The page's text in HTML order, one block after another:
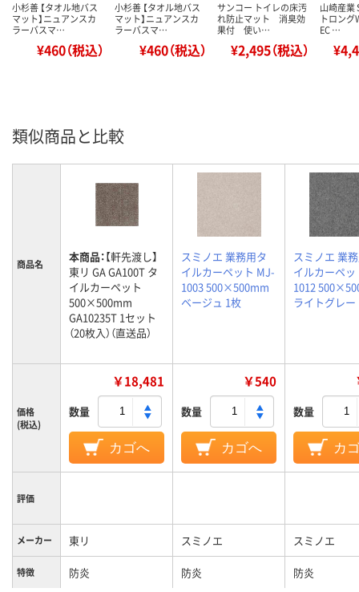
小杉善 【タオル地バス
マット】ニュアンスカ
ラーバスマ…
¥460（税込）
小杉善 【タオル地バス
マット】ニュアンスカ
ラーバスマ…
¥460（税込）
サンコー トイレの床汚
れ防止マット 消臭効
果付 使い…
¥2,495（税込）
山崎産業
トロング
EC …
類似商品と比較
商品名 本商品：【軒先渡し】
東リ GA GA100T タ
イルカーペット
500×500mm
GA10235T 1セット
（20枚入）（直送品）
スミノエ 業務用タ
イルカーペット MJ-
1003 500×500mm
ベージュ 1枚
スミノエ 業
イルカーペ
1012
ライトグレー
価格
(税込)
￥18,481
数量
カゴへ
￥540
数量
カゴへ
数量
カ
評価
メーカー 東リ スミノエ スミノエ
特徴 防炎 防炎 防炎